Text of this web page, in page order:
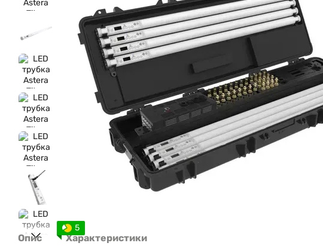
5
Опис Характеристики